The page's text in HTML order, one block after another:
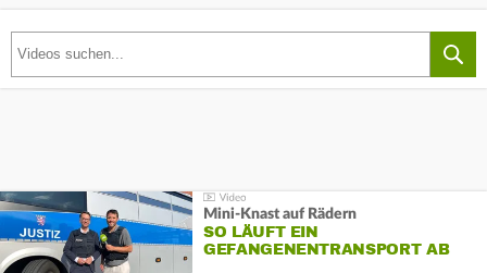
Mini-Knast auf Rädern
SO LÄUFT EIN
GEFANGENENTRANSPORT AB